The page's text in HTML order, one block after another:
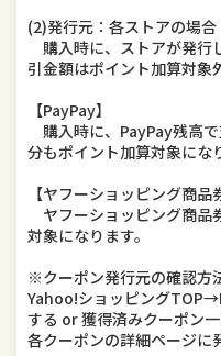
(2)発行元：各ストアの場合
購入時に、ストアが発行
引金額はポイント加算対象
【PayPay】
購入時に、PayPay残高
分もポイント加算対象にな
【ヤフーショッピング商品
ヤフーショッピング商品
対象になります。
※クーポン発行元の確認方
Yahoo!ショッピング
する or 獲得済みクーポン
各クーポンの詳細ページに